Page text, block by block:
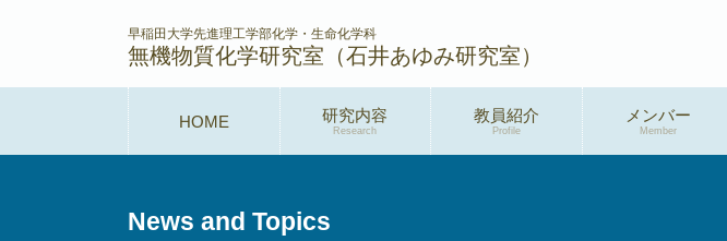
早稲田大学先進理工学部化学・生命化学科
無機物質化学研究室（石井あゆみ研究室）
HOME 研究内容
Research
教員紹介
Profile
メンバー
Member
News and Topics